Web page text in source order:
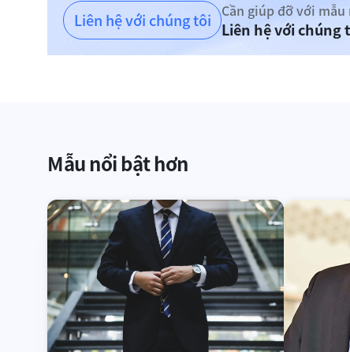
Liên hệ với chúng tôi Cần giúp đỡ với mẫu
Liên hệ với
Mẫu nổi bật hơn